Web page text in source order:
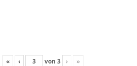
« ‹ von 3 › »